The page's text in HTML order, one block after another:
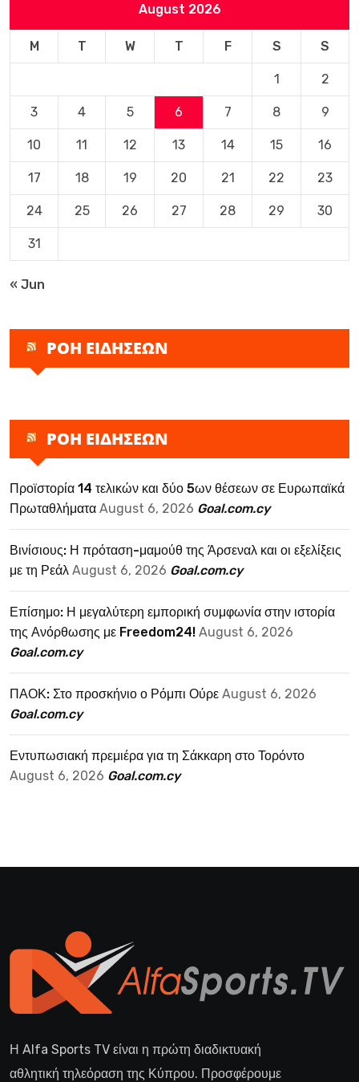
August 2026
M T W T F S S
1 2
3 4 5 6 7 8 9
10 11 12 13 14 15 16
17 18 19 20 21 22 23
24 25 26 27 28 29 30
31
« Jun
ΡΟΗ ΕΙΔΗΣΕΩΝ
ΡΟΗ ΕΙΔΗΣΕΩΝ
Προϊστορία 14 τελικών και δύο 5ων θέσεων σε Ευρωπαϊκά
Πρωταθλήματα August 6, 2026 Goal.com.cy
Βινίσιους: Η πρόταση-μαμούθ της Άρσεναλ και οι εξελίξεις
με τη Ρεάλ August 6, 2026 Goal.com.cy
Επίσημο: Η μεγαλύτερη εμπορική συμφωνία στην ιστορία
της Ανόρθωσης με Freedom24! August 6, 2026
Goal.com.cy
ΠΑΟΚ: Στο προσκήνιο ο Ρόμπι Ούρε August 6, 2026
Goal.com.cy
Εντυπωσιακή πρεμιέρα για τη Σάκκαρη στο Τορόντο
August 6, 2026 Goal.com.cy
Η Alfa Sports TV είναι η πρώτη διαδικτυακή
αθλητική τηλεόραση της Κύπρου. Προσφέρουμε